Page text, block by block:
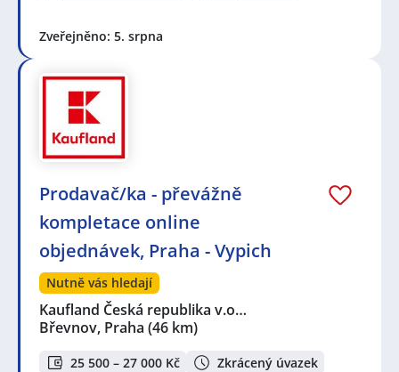
Zveřejněno: 5. srpna
Prodavač/ka - převážně
kompletace online
objednávek, Praha - Vypich
Nutně vás hledají
Kaufland Česká republika v.o…
Břevnov, Praha (46 km)
25 500 – 27 000 Kč Zkrácený úvazek